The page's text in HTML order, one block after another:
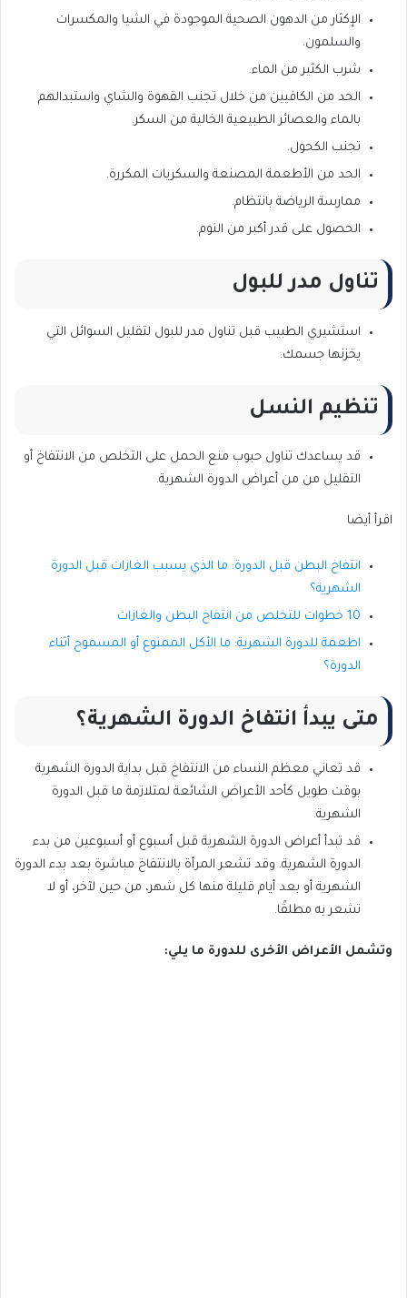
الإكثار من الدهون الصحية الموجودة في الشيا والمكسرات
والسلمون.
شرب الكثير من الماء.
الحد من الكافيين من خلال تجنب القهوة والشاي واستبدالهم
بالماء والعصائر الطبيعية الخالية من السكر.
تجنب الكحول.
الحد من الأطعمة المصنعة والسكريات المكررة.
ممارسة الرياضة بانتظام.
الحصول على قدر أكبر من النوم.
تناول مدر للبول
استشيري الطبيب قبل تناول مدر للبول لتقليل السوائل التي
يخزنها جسمك.
تنظيم النسل
قد يساعدك تناول حبوب منع الحمل على التخلص من الانتفاخ أو
التقليل من من أعراض الدورة الشهرية.
اقرأ أيضا
انتفاخ البطن قبل الدورة: ما الذي يسبب الغازات قبل الدورة
الشهرية؟
10 خطوات للتخلص من انتفاخ البطن والغازات
اطعمة للدورة الشهرية: ما الأكل الممنوع أو المسموح أثناء
الدورة؟
متى يبدأ انتفاخ الدورة الشهرية؟
قد تعاني معظم النساء من الانتفاخ قبل بداية الدورة الشهرية
بوقت طويل كأحد الأعراض الشائعة لمتلازمة ما قبل الدورة
الشهرية.
قد تبدأ أعراض الدورة الشهرية قبل أسبوع أو أسبوعين من بدء
الدورة الشهرية. وقد تشعر المرأة بالانتفاخ مباشرة بعد بدء الدورة
الشهرية أو بعد أيام قليلة منها كل شهر، من حين لآخر، أو لا
تشعر به مطلقًا.
وتشمل الأعراض الأخرى للدورة ما يلي: